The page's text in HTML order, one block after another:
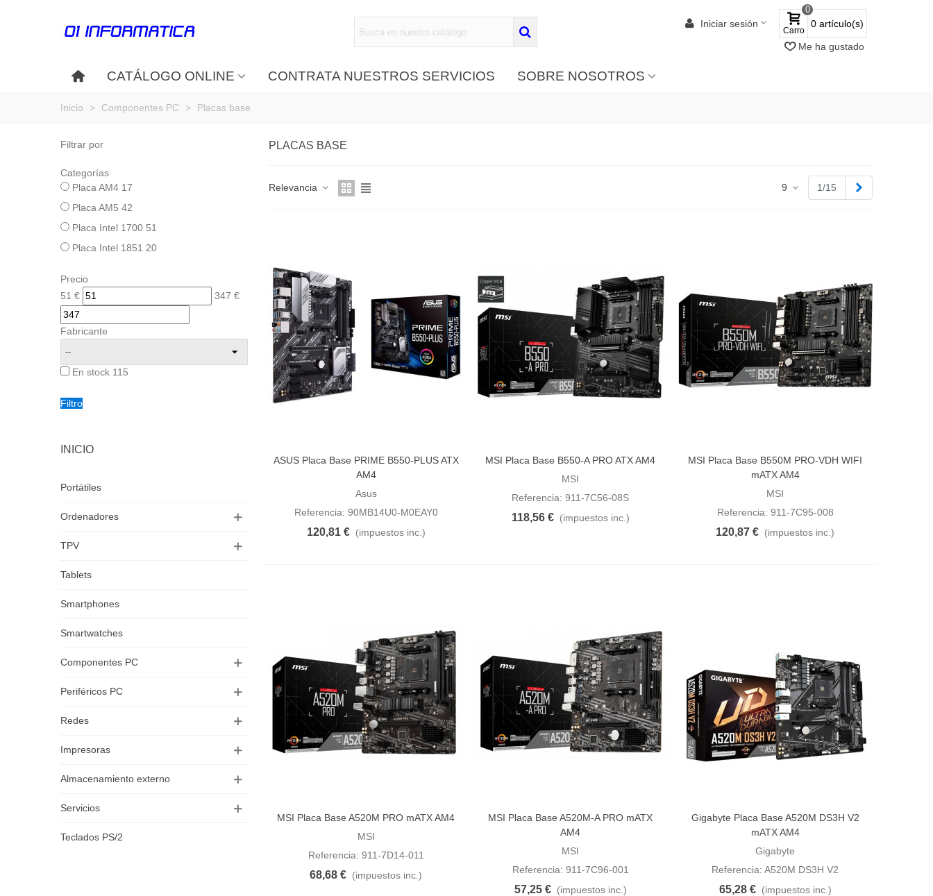
Iniciar sesión
Carro
0
0 artículo(s)
Me ha gustado
CATÁLOGO ONLINE CONTRATA NUESTROS SERVICIOS SOBRE NOSOTROS
Inicio > Componentes PC > Placas base
Filtrar por
Categorías
Placa AM4 17
Placa AM5 42
Placa Intel 1700 51
Placa Intel 1851 20
Precio
51 € 347 €
Fabricante
En stock 115
Filtro
INICIO
Portátiles
Ordenadores
TPV
Tablets
Smartphones
Smartwatches
Componentes PC
Periféricos PC
Redes
Impresoras
Almacenamiento externo
Servicios
Teclados PS/2
PLACAS BASE
Relevancia 9 1/15
Añadir al carrito
ASUS Placa Base PRIME B550-PLUS ATX
AM4
Asus
Referencia: 90MB14U0-M0EAY0
120,81 € (impuestos inc.)
Añadir al carrito
MSI Placa Base B550-A PRO ATX AM4
MSI
Referencia: 911-7C56-08S
118,56 € (impuestos inc.)
Añadir al carrito
MSI Placa Base B550M PRO-VDH WIFI
mATX AM4
MSI
Referencia: 911-7C95-008
120,87 € (impuestos inc.)
Añadir al carrito
MSI Placa Base A520M PRO mATX AM4
MSI
Referencia: 911-7D14-011
68,68 € (impuestos inc.)
Añadir al carrito
MSI Placa Base A520M-A PRO mATX
AM4
MSI
Referencia: 911-7C96-001
57,25 € (impuestos inc.)
Añadir al carrito
Gigabyte Placa Base A520M DS3H V2
mATX AM4
Gigabyte
Referencia: A520M DS3H V2
65,28 € (impuestos inc.)